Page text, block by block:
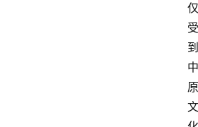
仅
受
到
中
原
文